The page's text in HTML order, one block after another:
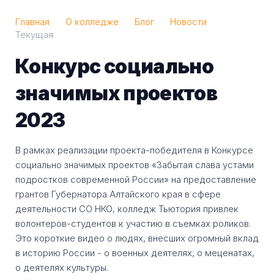
Главная О колледже Блог
Новости
Текущая
Конкурс социально
значимых проектов
2023
В рамках реализации проекта-победителя в Конкурсе
социально значимых проектов «Забытая слава устами
подростков современной России» на предоставление
грантов Губернатора Алтайского края в сфере
деятельности СО НКО, колледж Тьютория привлек
волонтеров-студентов к участию в съемках роликов.
Это короткие видео о людях, внесших огромный вклад
в историю России - о военных деятелях, о меценатах,
о деятелях культуры.